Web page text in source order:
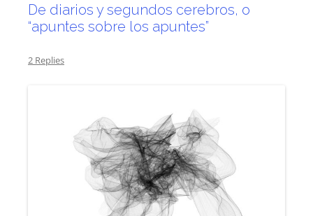
De diarios y segundos cerebros, o
“apuntes sobre los apuntes”
2 Replies